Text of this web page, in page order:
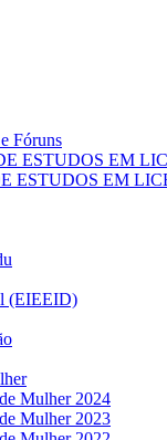
Fóruns
ESTUDOS EM
ESTUDOS EM
(EIEEID)
Mulher 2024
Mulher 2023